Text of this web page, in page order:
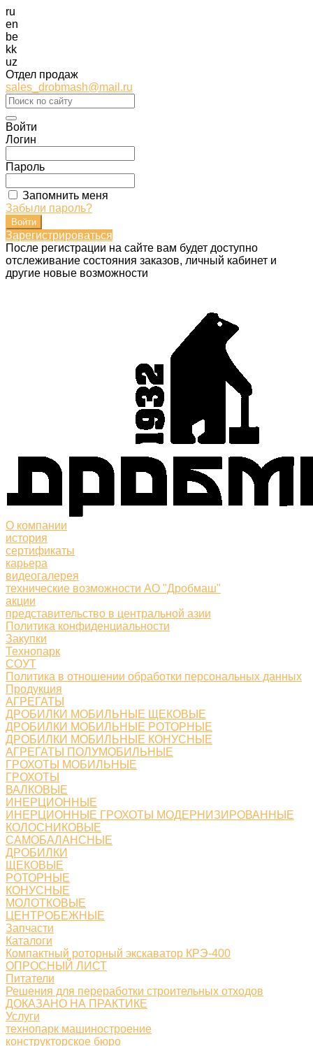
ru
en
be
kk
uz
Отдел продаж
sales_drobmash@mail.ru
Войти
Логин
Пароль
Запомнить меня
Забыли пароль?
Зарегистрироваться
После регистрации на сайте вам будет доступно
отслеживание состояния заказов, личный кабинет и
другие новые возможности
О компании
история
сертификаты
карьера
видеогалерея
технические возможности АО "Дробмаш"
акции
представительство в центральной азии
Политика конфиденциальности
Закупки
Технопарк
СОУТ
Политика в отношении обработки персональных данных
Продукция
АГРЕГАТЫ
ДРОБИЛКИ МОБИЛЬНЫЕ ЩЕКОВЫЕ
ДРОБИЛКИ МОБИЛЬНЫЕ РОТОРНЫЕ
ДРОБИЛКИ МОБИЛЬНЫЕ КОНУСНЫЕ
АГРЕГАТЫ ПОЛУМОБИЛЬНЫЕ
ГРОХОТЫ МОБИЛЬНЫЕ
ГРОХОТЫ
ВАЛКОВЫЕ
ИНЕРЦИОННЫЕ
ИНЕРЦИОННЫЕ ГРОХОТЫ МОДЕРНИЗИРОВАННЫЕ
КОЛОСНИКОВЫЕ
САМОБАЛАНСНЫЕ
ДРОБИЛКИ
ЩЕКОВЫЕ
РОТОРНЫЕ
КОНУСНЫЕ
МОЛОТКОВЫЕ
ЦЕНТРОБЕЖНЫЕ
Запчасти
Каталоги
Компактный роторный экскаватор КРЭ-400
ОПРОСНЫЙ ЛИСТ
Питатели
Решения для переработки строительных отходов
ДОКАЗАНО НА ПРАКТИКЕ
Услуги
технопарк машиностроение
конструкторское бюро